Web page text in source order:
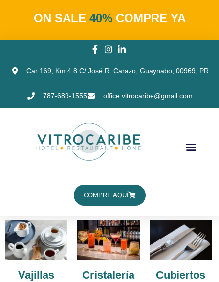
ON SALE 40% COMPRE YA
787-689-1555 office.vitrocaribe@gmail.com
Car 169, Km 4.8 C/ José R. Carazo, Guaynabo, 00969, PR
COMPRE AQUÍ
Vajillas Cristalería Cubiertos